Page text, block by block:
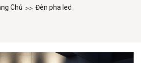
Chủ Đèn pha led